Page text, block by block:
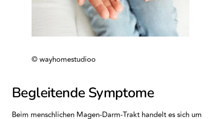
© wayhomestudioo
Begleitende Symptome
Beim menschlichen Magen-Darm-Trakt handelt es sich um